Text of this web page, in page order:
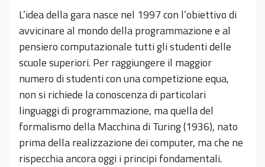
L’idea della gara nasce nel 1997 con l’obiettivo di
avvicinare al mondo della programmazione e al
pensiero computazionale tutti gli studenti delle
scuole superiori. Per raggiungere il maggior
numero di studenti con una competizione equa,
non si richiede la conoscenza di particolari
linguaggi di programmazione, ma quella del
formalismo della Macchina di Turing (1936), nato
prima della realizzazione dei computer, ma che ne
rispecchia ancora oggi i principi fondamentali.